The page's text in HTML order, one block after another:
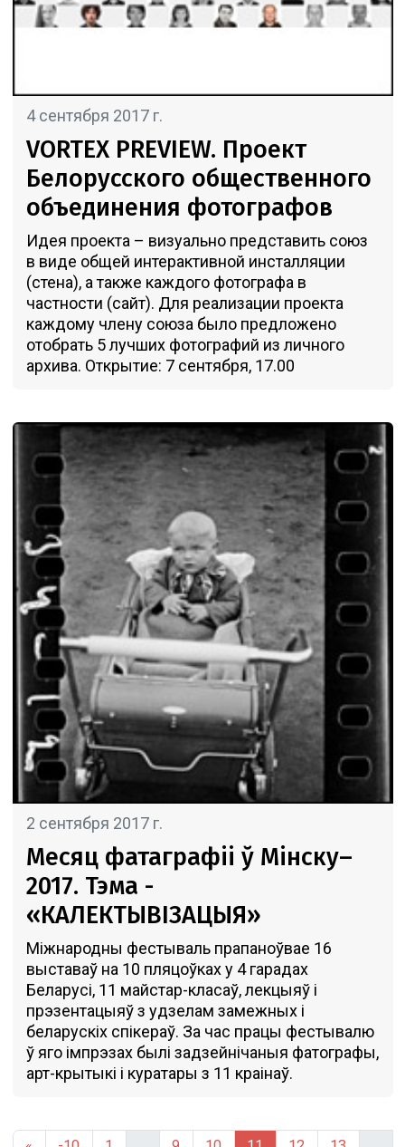
4 сентября 2017 г.
VORTEX PREVIEW. Проект
Белорусского общественного
объединения фотографов
Идея проекта – визуально представить союз
в виде общей интерактивной инсталляции
(стена), а также каждого фотографа в
частности (сайт). Для реализации проекта
каждому члену союза было предложено
отобрать 5 лучших фотографий из личного
архива. Открытие: 7 сентября, 17.00
2 сентября 2017 г.
Месяц фатаграфii ў Мiнску–
2017. Тэма -
«КАЛЕКТЫВІЗАЦЫЯ»
Міжнародны фестываль прапаноўвае 16
выставаў на 10 пляцоўках у 4 гарадах
Беларусі, 11 майстар-класаў, лекцыяў і
прэзентацыяў з удзелам замежных і
беларускіх спікераў. За час працы фестывалю
ў яго імпрэзах былі задзейнічаныя фатографы,
арт-крытыкі і куратары з 11 краінаў.